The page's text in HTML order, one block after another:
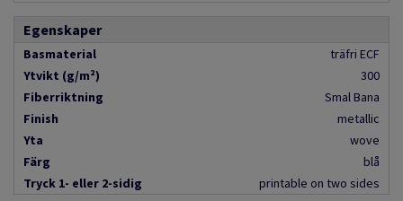
Egenskaper
Basmaterial
träfri ECF
Ytvikt (g/m²)
300
Fiberriktning
Smal Bana
Finish
metallic
Yta
wove
Färg
blå
Tryck 1- eller 2-sidig
printable on two sides